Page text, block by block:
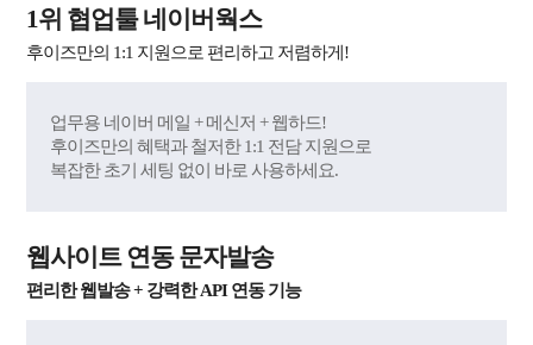
1위 협업툴 네이버웍스
후이즈만의 1:1 지원으로 편리하고 저렴하게!
업무용 네이버 메일 + 메신저 + 웹하드!
후이즈만의 혜택과 철저한 1:1 전담 지원으로
복잡한 초기 세팅 없이 바로 사용하세요.
웹사이트 연동 문자발송
편리한 웹발송 + 강력한 API 연동 기능